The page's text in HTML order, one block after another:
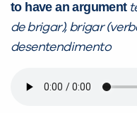
to have an argument
de brigar), brigar
desentendimento